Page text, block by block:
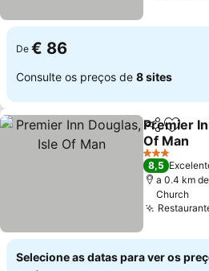
De € 86
Consulte os preços de 8 sites
Partilhar
Premier
Of Man
Ver preços
3 Estrelas
8,5
a 0.4 km
Church
Selecione as datas para ver os